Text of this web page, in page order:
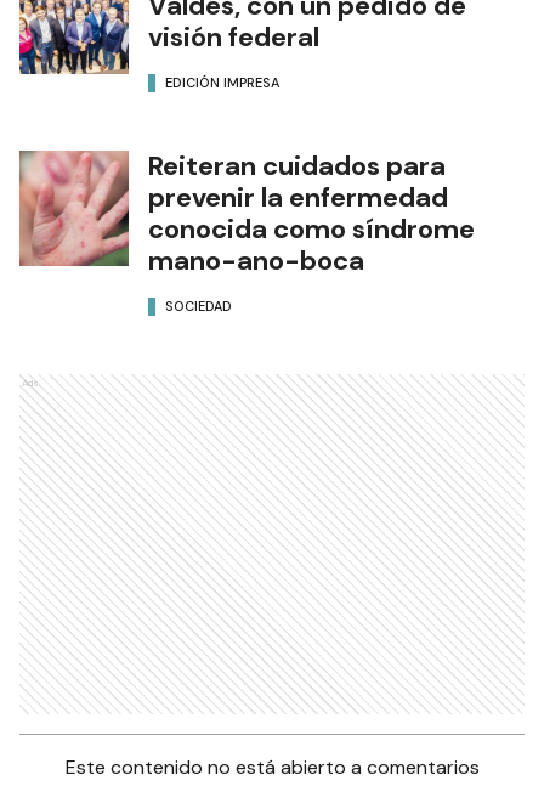
visión federal
EDICIÓN IMPRESA
Reiteran cuidados para
prevenir la enfermedad
conocida como síndrome
mano-ano-boca
SOCIEDAD
Ads
Este contenido no está abierto a comentarios